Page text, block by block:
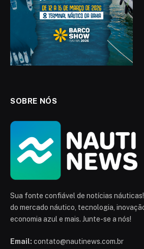
SOBRE NÓS
Sua fonte confiável de notícias
do mercado náutico, tecnologia,
economia azul e mais. Junte-se a nós!
Email: contato@nautinews.com.br